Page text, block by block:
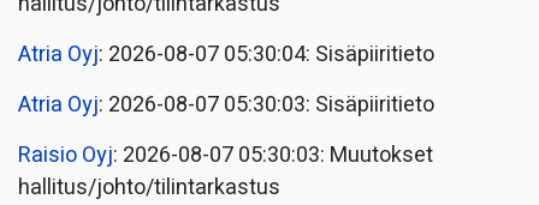
Atria Oyj: 2026-08-07 05:30:04: Sisäpiiritieto
Atria Oyj: 2026-08-07 05:30:03: Sisäpiiritieto
Raisio Oyj: 2026-08-07 05:30:03: Muutokset
hallitus/johto/tilintarkastus